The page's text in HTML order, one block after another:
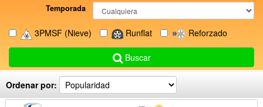
Temporada
3PMSF (Nieve) Runflat Reforzado
Buscar
Ordenar por: